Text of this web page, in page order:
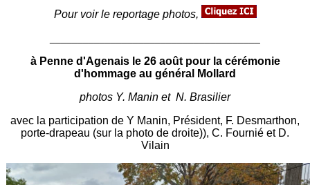
Pour voir le reportage photos,
à Penne d'Agenais le 26 août pour la cérémonie
d'hommage au général Mollard
photos Y. Manin et N. Brasilier
avec la participation de Y Manin, Président, F. Desmarthon,
porte-drapeau (sur la photo de droite)), C. Fournié et D.
Vilain